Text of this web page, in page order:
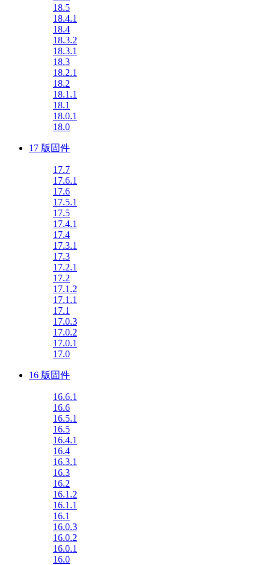
18.5
18.4.1
18.4
18.3.2
18.3.1
18.3
18.2.1
18.2
18.1.1
18.1
18.0.1
18.0
17 版固件
17.7
17.6.1
17.6
17.5.1
17.5
17.4.1
17.4
17.3.1
17.3
17.2.1
17.2
17.1.2
17.1.1
17.1
17.0.3
17.0.2
17.0.1
17.0
16 版固件
16.6.1
16.6
16.5.1
16.5
16.4.1
16.4
16.3.1
16.3
16.2
16.1.2
16.1.1
16.1
16.0.3
16.0.2
16.0.1
16.0